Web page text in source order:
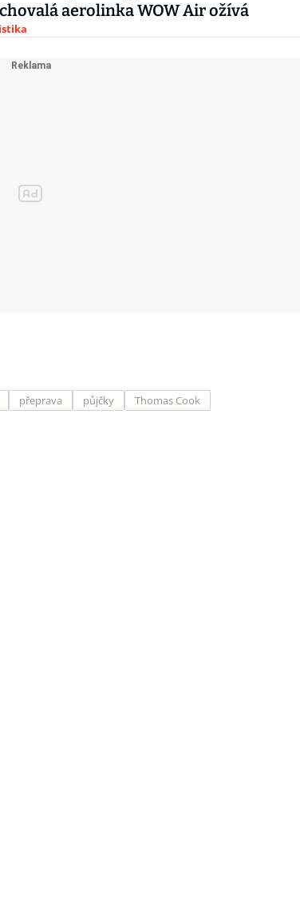
aerolinka WOW Air ožívá
přeprava půjčky Thomas Cook